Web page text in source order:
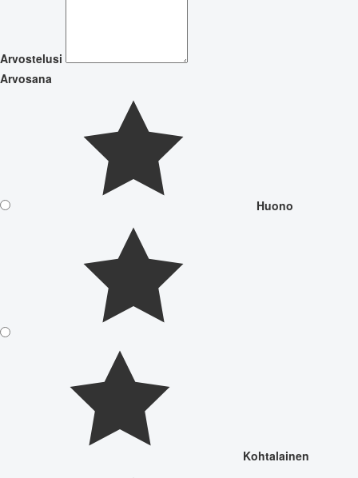
Arvostelusi
Arvosana
Huono
Kohtalainen